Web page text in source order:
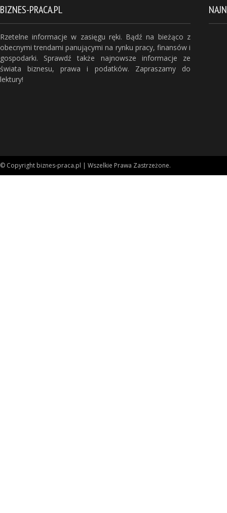
BIZNES-PRACA.PL
Rzetelne informacje w zasięgu ręki. Bądź na bieżąco z
obecnymi trendami panującymi na rynku pracy, finansów i
gospodarki. Sprawdź także najnowsze informacje ze
świata biznesu, prawa i podatków. Zapraszamy do
lektury!
© Copyright biznes-praca.pl | Wszelkie Prawa Zastrzeżone.